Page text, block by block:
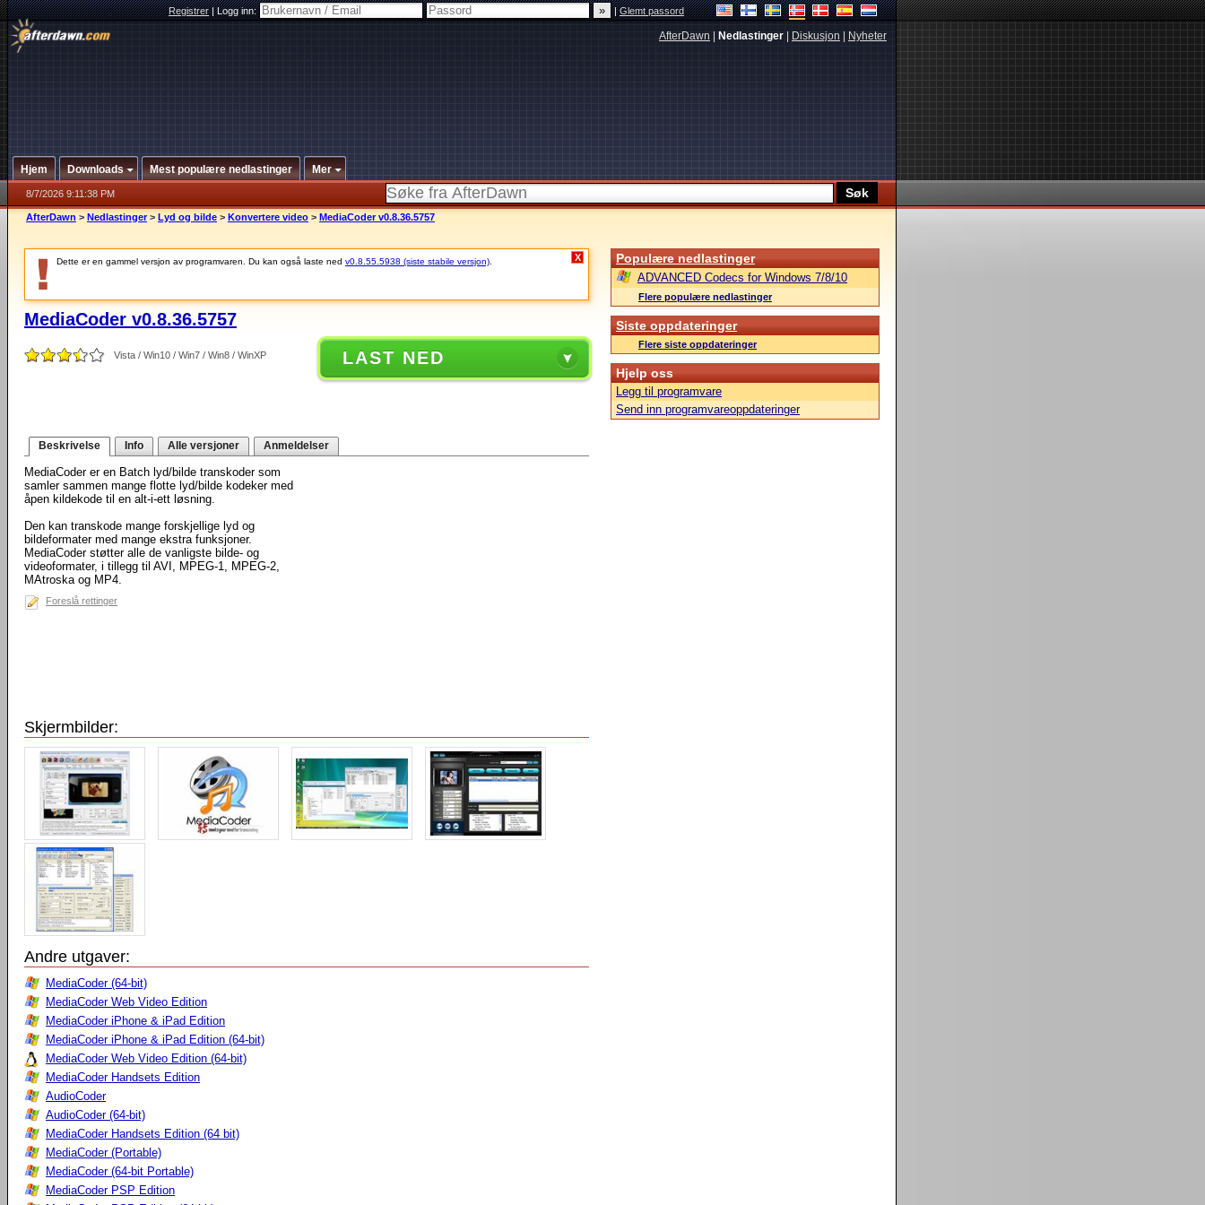
Registrer|Logg inn: |Glemt passord
AfterDawn Nedlastinger Diskusjon Nyheter
Hjem Downloads Mest populære nedlastinger Mer
8/7/2026 9:11:38 PM
AfterDawn > Nedlastinger > Lyd og bilde > Konvertere video > MediaCoder v0.8.36.5757
Dette er en gammel versjon av programvaren. Du kan også laste ned v0.8.55.5938 (siste stabile versjon) X
MediaCoder v0.8.36.5757
Vista / Win10 / Win7 / Win8 / WinXP LAST NED
Beskrivelse Info Alle versjoner Anmeldelser
MediaCoder er en Batch lyd/bilde transkoder som
samler sammen mange flotte lyd/bilde kodeker med
åpen kildekode til en alt-i-ett løsning.
Den kan transkode mange forskjellige lyd og
bildeformater med mange ekstra funksjoner.
MediaCoder støtter alle de vanligste bilde- og
videoformater, i tillegg til AVI, MPEG-1, MPEG-2,
MAtroska og MP4.
Foreslå rettinger
Skjermbilder:
Andre utgaver:
MediaCoder (64-bit)
MediaCoder Web Video Edition
MediaCoder iPhone & iPad Edition
MediaCoder iPhone & iPad Edition (64-bit)
MediaCoder Web Video Edition (64-bit)
MediaCoder Handsets Edition
AudioCoder
AudioCoder (64-bit)
MediaCoder Handsets Edition (64 bit)
MediaCoder (Portable)
MediaCoder (64-bit Portable)
MediaCoder PSP Edition
Populære nedlastinger
ADVANCED Codecs for Windows 7/8/10
Flere populære nedlastinger
Siste oppdateringer
Flere siste oppdateringer
Hjelp oss
Legg til programvare
Send inn programvareoppdateringer